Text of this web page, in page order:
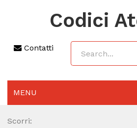
Codici
Contatti
MENU
AGGIORNAMENTO 2025
Scorri: